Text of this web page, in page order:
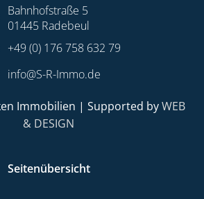
Bahnhofstraße 5
01445 Radebeul
+49 (0) 176 758 632 79
info@S-R-Immo.de
Immobilien | Supported byWEB
& DESIGN
Seitenübersicht